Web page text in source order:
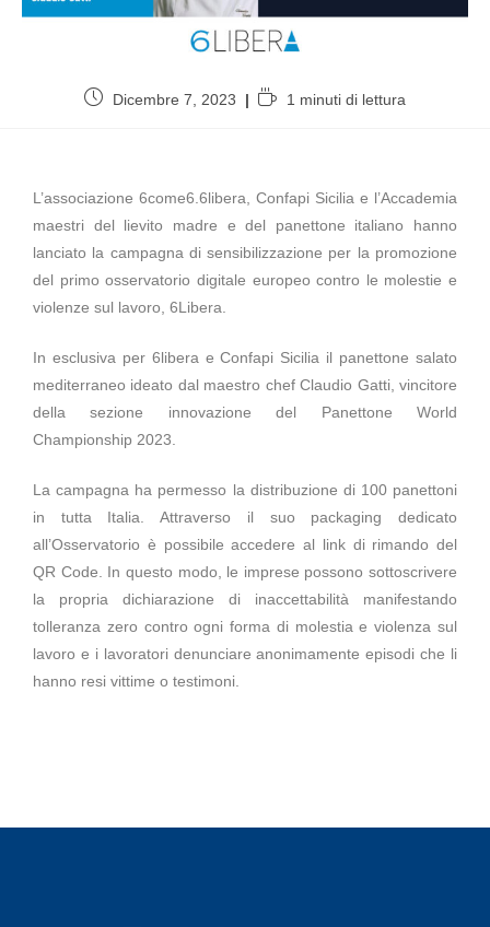
Dicembre 7, 2023 1 minuti di lettura
L’associazione 6come6.6libera, Confapi Sicilia e l’Accademia
maestri del lievito madre e del panettone italiano hanno
lanciato la campagna di sensibilizzazione per la promozione
del primo osservatorio digitale europeo contro le molestie e
violenze sul lavoro, 6Libera.
In esclusiva per 6libera e Confapi Sicilia il panettone salato
mediterraneo ideato dal maestro chef Claudio Gatti, vincitore
della sezione innovazione del Panettone World
Championship 2023.
La campagna ha permesso la distribuzione di 100 panettoni
in tutta Italia. Attraverso il suo packaging dedicato
all’Osservatorio è possibile accedere al link di rimando del
QR Code. In questo modo, le imprese possono sottoscrivere
la propria dichiarazione di inaccettabilità manifestando
tolleranza zero contro ogni forma di molestia e violenza sul
lavoro e i lavoratori denunciare anonimamente episodi che li
hanno resi vittime o testimoni.